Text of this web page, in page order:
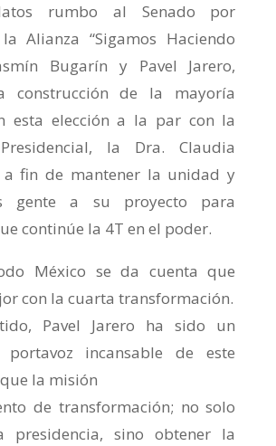
rumbo al Senado por
Alianza “Sigamos Haciendo
Bugarín y Pavel Jarero,
construcción de la mayoría
esta elección a la par con la
la Dra. Claudia
a fin de mantener la unidad y
gente a su proyecto para
continúe la 4T en el poder.
México se da cuenta que
con la cuarta transformación.
Pavel Jarero ha sido un
incansable de este
la misión
de transformación; no solo
presidencia, sino obtener la